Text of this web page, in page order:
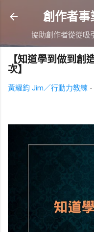
創作者事
協助創作者從從吸
【知道學到做到創
次】
黃耀鈞 Jim／行動力教練 -